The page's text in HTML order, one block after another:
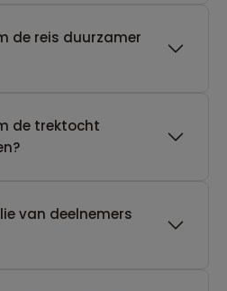
de reis duurzamer
de trektocht
van deelnemers